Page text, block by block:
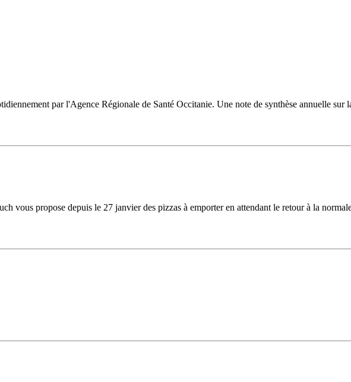
par l'Agence Régionale de Santé Occitanie. Une note de synthèse annuelle sur
vous propose depuis le 27 janvier des pizzas à emporter en attendant le retour à la